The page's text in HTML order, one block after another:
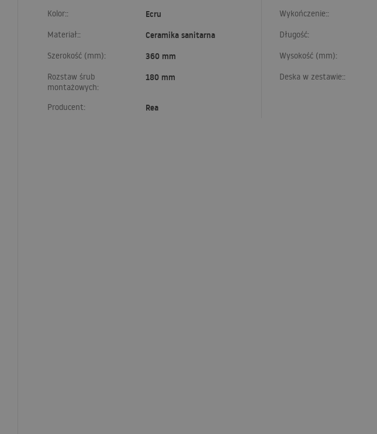
Kolor:: Ecru Wykończenie::
Materiał:: Ceramika sanitarna Długość:
Szerokość (mm): 360 mm Wysokość (mm):
Rozstaw śrub
montażowych:
180 mm Deska w zestawie::
Producent: Rea